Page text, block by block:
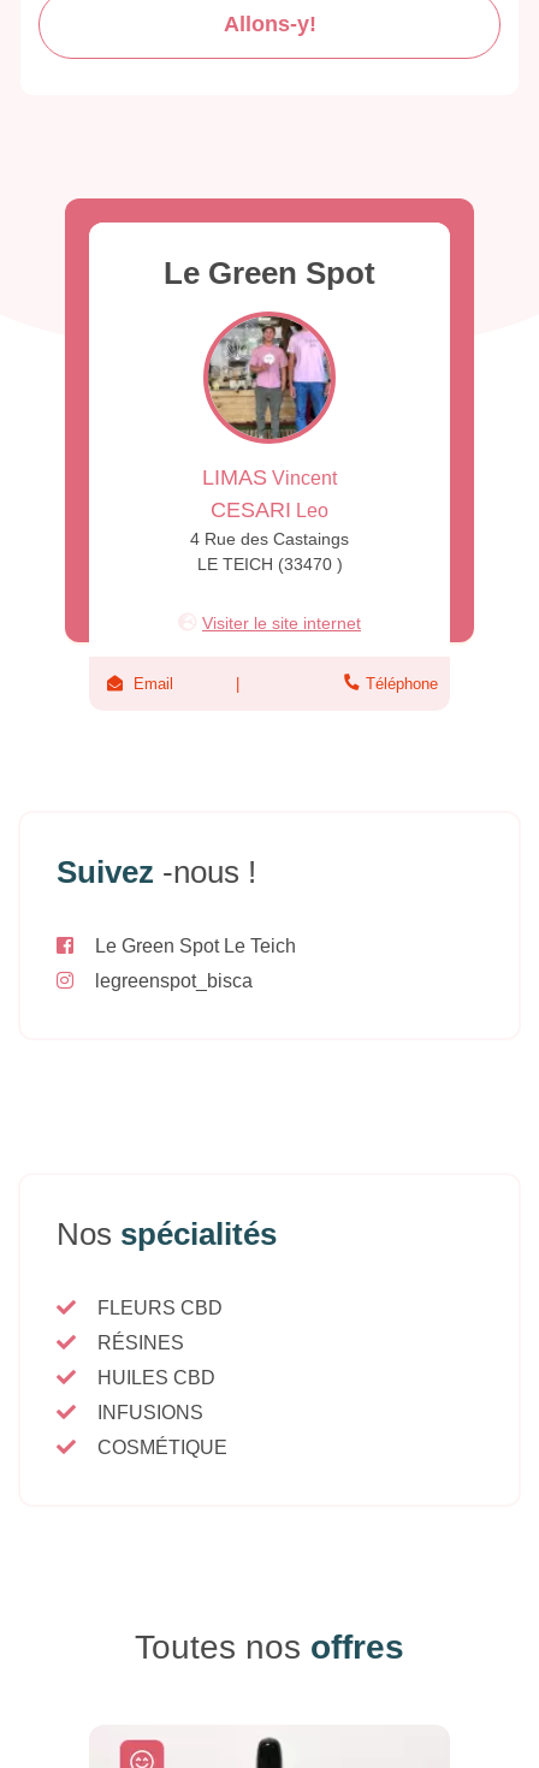
Allons-y!
Le Green Spot
LIMAS Vincent
CESARI Leo
4 Rue des Castaings
LE TEICH (33470 )
Visiter le site internet
Email Téléphone
Suivez -nous !
Le Green Spot Le Teich
legreenspot_bisca
Nos spécialités
FLEURS CBD
RÉSINES
HUILES CBD
INFUSIONS
COSMÉTIQUE
Toutes nos offres